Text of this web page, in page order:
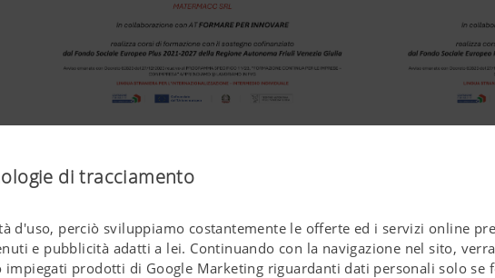
di tracciamento
d'uso, perciò sviluppiamo costantemente le offerte ed i servizi online
e pubblicità adatti a lei. Continuando con la navigazione nel sito,
impiegati prodotti di Google Marketing riguardanti dati personali solo se